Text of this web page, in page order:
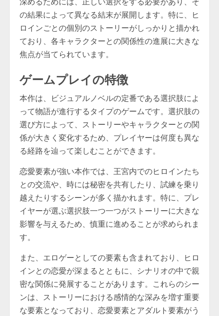
の結果によって異なる結末が展開します。特に、ヒ
ロインごとの個別のストーリーがしっかりと描かれ
ており、各キャラクターとの関係性の進展に大きな
焦点が当てられています。
ゲームプレイの特徴
本作は、ビジュアルノベルの定番である選択肢によ
って物語が進行するタイプのゲームです。選択肢の
選び方によって、ストーリーやキャラクターとの関
係が大きく変化するため、プレイヤーは何度も異な
る経路を辿って楽しむことができます。
恋愛要素が強い本作では、王宮内でのヒロインたち
との交流や、時には秘密を共有したり、試練を乗り
越えたりするシーンが多く描かれます。特に、プレ
イヤーが選ぶ選択肢一つ一つがストーリーに大きな
影響を与えるため、慎重に進めることが求められま
す。
また、エロゲーとしての要素も含まれており、ヒロ
インとの恋愛が深まるとともに、シナリオの中で親
密な関係に発展することがあります。これらのシー
ンは、ストーリーにおける感情的な深みを増す重要
な要素となっており、恋愛要素とアダルト要素がう